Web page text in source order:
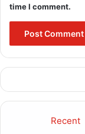
time I comment.
Recent